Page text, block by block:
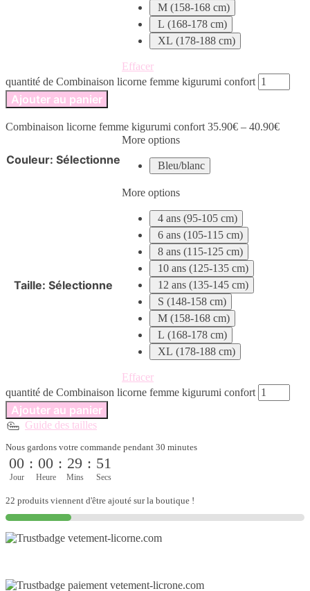
M (158-168 cm)
L (168-178 cm)
XL (178-188 cm)
Effacer
quantité de Combinaison licorne femme kigurumi confort
Ajouter au panier
Combinaison licorne femme kigurumi confort 35.90€ – 40.90€
Couleur: Sélectionne
More options
Bleu/blanc
Taille: Sélectionne
More options
4 ans (95-105 cm)
6 ans (105-115 cm)
8 ans (115-125 cm)
10 ans (125-135 cm)
12 ans (135-145 cm)
S (148-158 cm)
M (158-168 cm)
L (168-178 cm)
XL (178-188 cm)
Effacer
quantité de Combinaison licorne femme kigurumi confort
Ajouter au panier
Guide des tailles
Nous gardons votre commande pendant 30 minutes
00
Jour
: 00
Heure
: 29
Mins
: 51
Secs
22 produits viennent d'être ajouté sur la boutique !